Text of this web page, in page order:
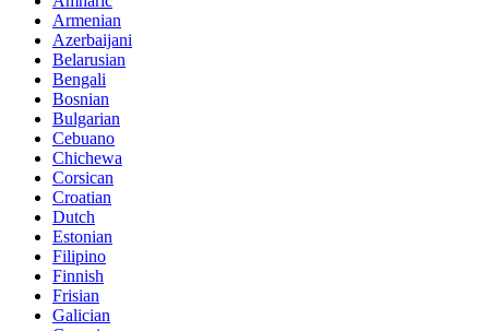
Armenian
Azerbaijani
Belarusian
Bengali
Bosnian
Bulgarian
Cebuano
Chichewa
Corsican
Croatian
Dutch
Estonian
Filipino
Finnish
Frisian
Galician